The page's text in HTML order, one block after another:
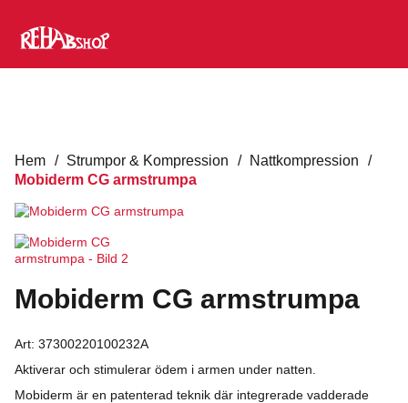
Hem / Strumpor & Kompression / Nattkompression
/
Mobiderm CG armstrumpa
Mobiderm CG armstrumpa
Art: 37300220100232A
Aktiverar och stimulerar ödem i armen under natten.
Mobiderm är en patenterad teknik där integrerade vadderade